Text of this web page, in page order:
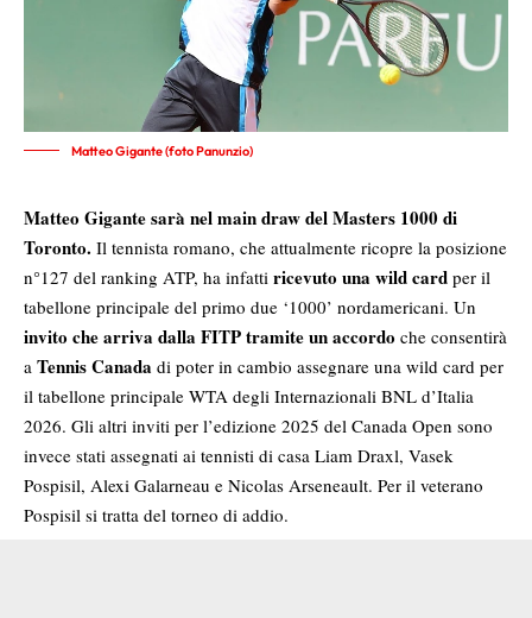
Matteo Gigante (foto Panunzio)
Matteo Gigante sarà nel main draw del Masters 1000 di
Toronto. Il tennista romano, che attualmente ricopre la posizione
n°127 del ranking ATP, ha infatti ricevuto una wild card per il
tabellone principale del primo due ‘1000’ nordamericani. Un
invito che arriva dalla FITP tramite un accordo che consentirà
a Tennis Canada di poter in cambio assegnare una wild card per
il tabellone principale WTA degli Internazionali BNL d’Italia
2026. Gli altri inviti per l’edizione 2025 del Canada Open sono
invece stati assegnati ai tennisti di casa Liam Draxl, Vasek
Pospisil, Alexi Galarneau e Nicolas Arseneault. Per il veterano
Pospisil si tratta del torneo di addio.